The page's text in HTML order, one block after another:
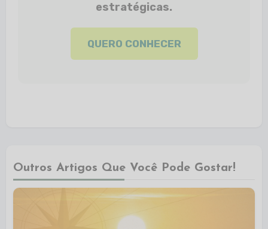
estratégicas.
QUERO CONHECER
Outros Artigos Que Você Pode Gostar!